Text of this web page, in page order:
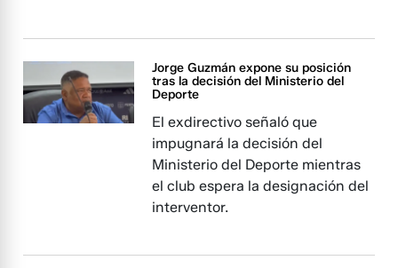
Jorge Guzmán expone su posición
tras la decisión del Ministerio del
Deporte
El exdirectivo señaló que
impugnará la decisión del
Ministerio del Deporte mientras
el club espera la designación del
interventor.